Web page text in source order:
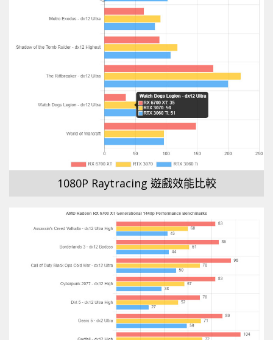
1080P Raytracing 遊戲效能比較